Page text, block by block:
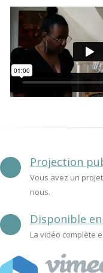
Projection
Vous avez un
nous.
Disponible en
La vidéo complète